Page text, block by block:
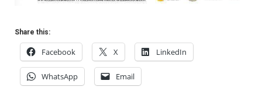
Share this:
Facebook X LinkedIn
WhatsApp Email